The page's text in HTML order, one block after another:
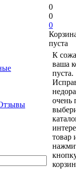
0
0
0
пуста
К
ваша
пуста.
очень
товар